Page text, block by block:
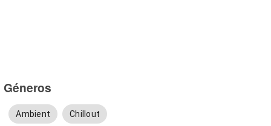
Géneros
Ambient Chillout